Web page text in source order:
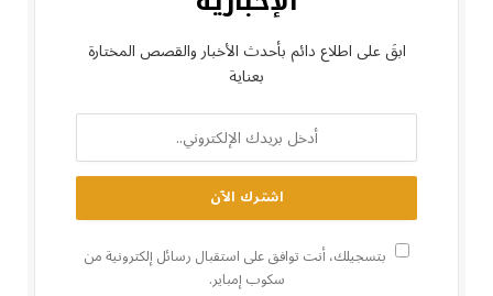
ابقَ على اطلاع دائم بأحدث الأخبار والقصص المختارة
بعناية
بتسجيلك، أنت توافق على استقبال رسائل إلكترونية من
سكوب إمباير.